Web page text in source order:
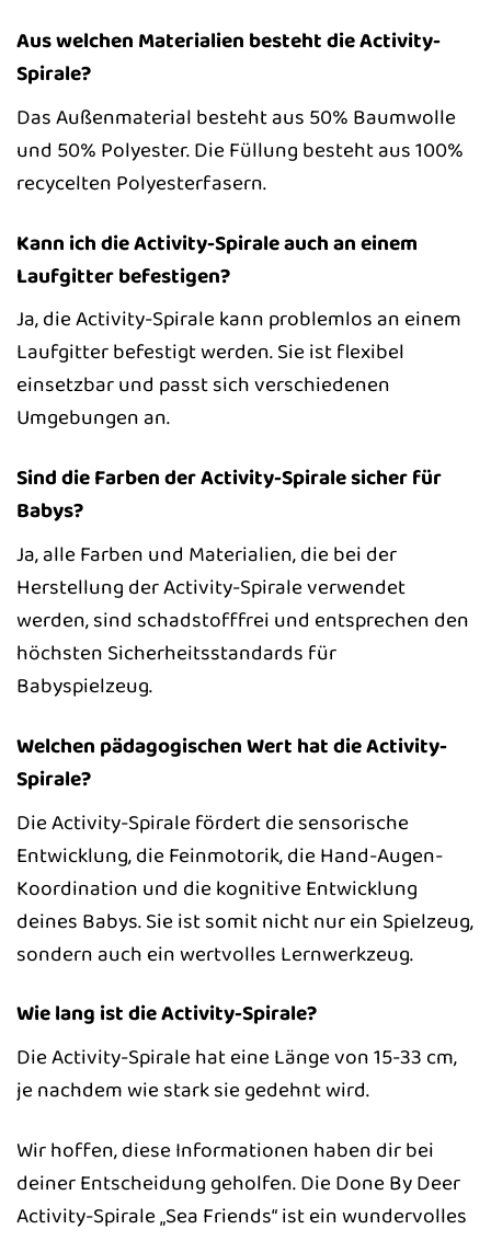
Aus welchen Materialien besteht die Activity-
Spirale?
Das Außenmaterial besteht aus 50% Baumwolle
und 50% Polyester. Die Füllung besteht aus 100%
recycelten Polyesterfasern.
Kann ich die Activity-Spirale auch an einem
Laufgitter befestigen?
Ja, die Activity-Spirale kann problemlos an einem
Laufgitter befestigt werden. Sie ist flexibel
einsetzbar und passt sich verschiedenen
Umgebungen an.
Sind die Farben der Activity-Spirale sicher für
Babys?
Ja, alle Farben und Materialien, die bei der
Herstellung der Activity-Spirale verwendet
werden, sind schadstofffrei und entsprechen den
höchsten Sicherheitsstandards für
Babyspielzeug.
Welchen pädagogischen Wert hat die Activity-
Spirale?
Die Activity-Spirale fördert die sensorische
Entwicklung, die Feinmotorik, die Hand-Augen-
Koordination und die kognitive Entwicklung
deines Babys. Sie ist somit nicht nur ein Spielzeug,
sondern auch ein wertvolles Lernwerkzeug.
Wie lang ist die Activity-Spirale?
Die Activity-Spirale hat eine Länge von 15-33 cm,
je nachdem wie stark sie gedehnt wird.
Wir hoffen, diese Informationen haben dir bei
deiner Entscheidung geholfen. Die Done By Deer
Activity-Spirale „Sea Friends“ ist ein wundervolles